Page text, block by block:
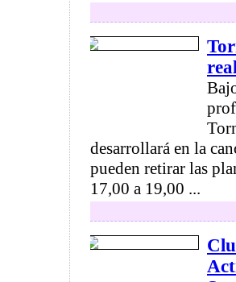
desarrollará en la
pueden retirar las
17,00 a 19,00 ...